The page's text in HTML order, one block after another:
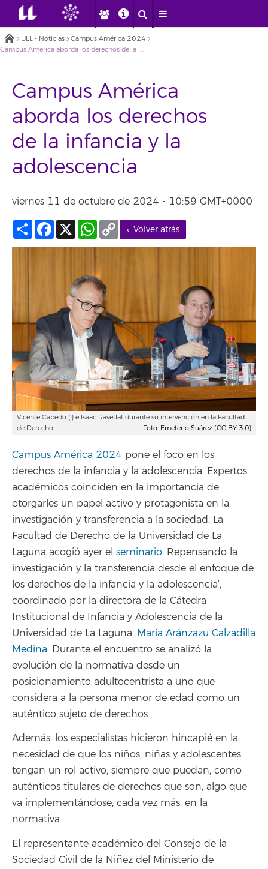
ULL - Noticias
Campus América 2024
Campus América aborda los derechos de la infancia y la adolescencia
Campus América
aborda los derechos
de la infancia y la
adolescencia
viernes 11 de octubre de 2024 - 10:59 GMT+0000
← Volver atrás
Compartir
Facebook
X WhatsApp
Copy
Link
Vicente Cabedo (I) e Isaac Ravetlat durante su intervención en la Facultad
de Derecho.
Foto: Emeterio Suárez (CC BY 3.0)
Campus América 2024 pone el foco en los
derechos de la infancia y la adolescencia. Expertos
académicos coinciden en la importancia de
otorgarles un papel activo y protagonista en la
investigación y transferencia a la sociedad. La
Facultad de Derecho de la Universidad de La
Laguna acogió ayer el seminario ‘Repensando la
investigación y la transferencia desde el enfoque de
los derechos de la infancia y la adolescencia’,
coordinado por la directora de la Cátedra
Institucional de Infancia y Adolescencia de la
Universidad de La Laguna, María Aránzazu Calzadilla
Medina. Durante el encuentro se analizó la
evolución de la normativa desde un
posicionamiento adultocentrista a uno que
considera a la persona menor de edad como un
auténtico sujeto de derechos.
Además, los especialistas hicieron hincapié en la
necesidad de que los niños, niñas y adolescentes
tengan un rol activo, siempre que puedan, como
auténticos titulares de derechos que son, algo que
va implementándose, cada vez más, en la
normativa.
El representante académico del Consejo de la
Sociedad Civil de la Niñez del Ministerio de